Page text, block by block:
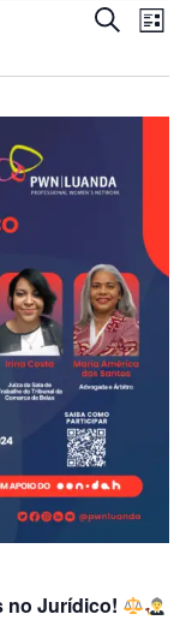
visuais
Procurar
Lista
no Jurídico!